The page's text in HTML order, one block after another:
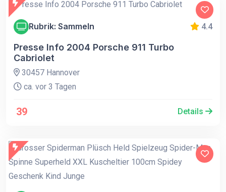
Rubrik: Sammeln 4.4
Presse Info 2004 Porsche 911 Turbo
Cabriolet
30457 Hannover
ca. vor 3 Tagen
39 Details